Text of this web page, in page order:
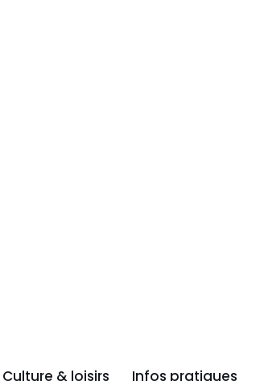
Culture & loisirs Infos pratiques